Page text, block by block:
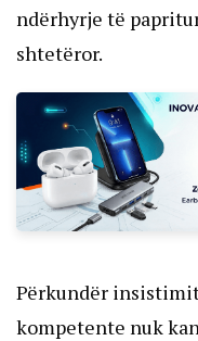
ndërhyrje të
shtetëror.
Përkundër
kompetente nuk